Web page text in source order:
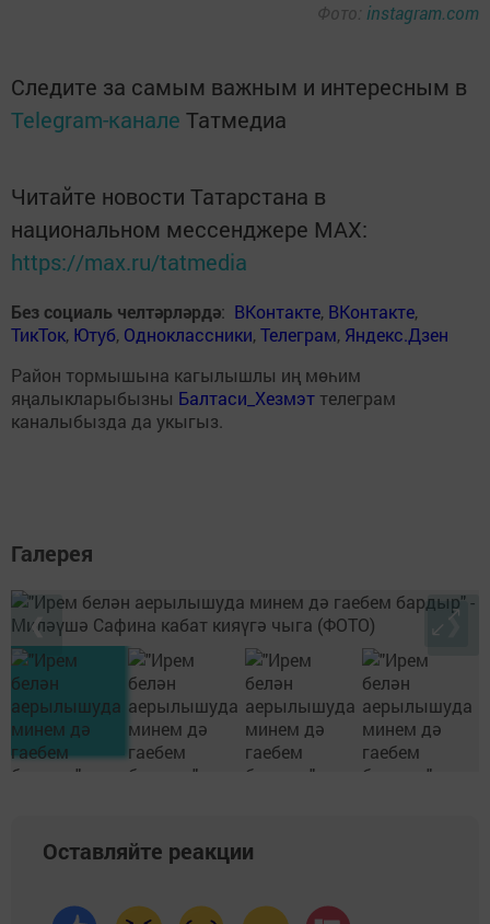
Фото: instagram.com
Следите за самым важным и интересным в
Telegram-канале Татмедиа
Читайте новости Татарстана в
национальном мессенджере MАХ:
https://max.ru/tatmedia
Без социаль челтәрләрдә: ВКонтакте, ВКонтакте,
ТикТок, Ютуб, Одноклассники,Телеграм, Яндекс.Дзен
Район тормышына кагылышлы иң мөһим
яңалыкларыбызны Балтаси_Хезмэт телеграм
каналыбызда да укыгыз.
Галерея
❮ ❯
Оставляйте реакции